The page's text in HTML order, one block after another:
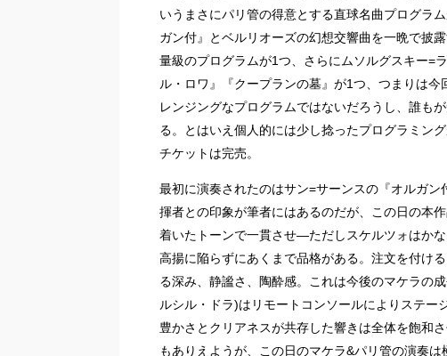
いうまさにパリ管の得意とする直球名曲プログラ
ガン付』とベルリオーズの幻想交響曲を一晩で披
量級のプログラムが1つ、さらにムソルグスキー=
ル・ロワ』『クープランの墓』が1つ、つまりは
レンジングなプログラムではないだろうし、誰も
る。とはいえ個人的には少し捻ったプログラミン
チケットは完売。
最初に演奏されたのはサン=サーンスの『オルガ
揮者との印象が筆者にはあるのだが、この日の本
着いたトーンで一貫させ―ただしスケルツォはか
高揚に陥らずにあくまで品格がある。注文を付け
る深み、静謐さ、陶酔感。これは今後のマケラの
ルシル・ドラ)はリモートコンソールによりステ
豊かさとクリアネスが共存した響きは全体を飽和
もありえようが、この日のマケラ&パリ管の演奏は